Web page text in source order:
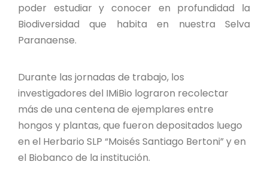
MONUMENTOS NATURALES
CONTACTO
poder estudiar y conocer en profundidad la
Biodiversidad que habita en nuestra Selva
Paranaense.
Durante las jornadas de trabajo, los
investigadores del IMiBio lograron recolectar
más de una centena de ejemplares entre
hongos y plantas, que fueron depositados luego
en el Herbario SLP “Moisés Santiago Bertoni” y en
el Biobanco de la institución.